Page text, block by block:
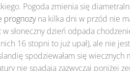
Pogoda zmienia się
prognozyna kilka dni w przód nie
słoneczny dzień odpada
16 stopni to już upał), ale nie
spodziewałam się wiecznych
nie spadają zazwyczaj poniżej